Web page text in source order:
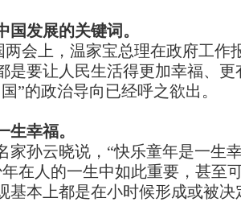
国发展的关键词。
两会上，温家宝总理在政府工作
是要让人民生活得更加幸福、
”的政治导向已经呼之欲出。
生幸福。
家孙云晓说，“快乐童年是一生
在人的一生中如此重要，甚至
基本上都是在小时候形成或被